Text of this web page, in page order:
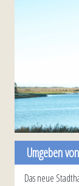
Umgeben
Das neue